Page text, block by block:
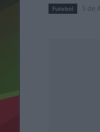
Futebol 5 de